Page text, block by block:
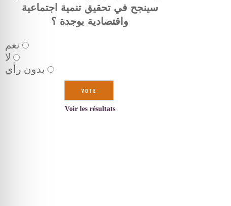
سينجح في تحقيق تنمية اجتماعية
واقتصادية بوجدة ؟
نعم
لا
بدون رأي
Voir les résultats